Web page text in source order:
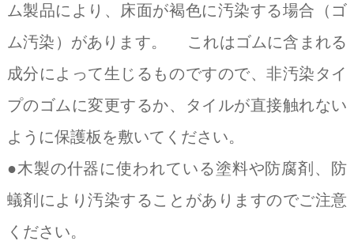
ム製品により、床面が褐色に汚染する場合（ゴ
ム汚染）があります。 これはゴムに含まれる
成分によって生じるものですので、非汚染タイ
プのゴムに変更するか、タイルが直接触れない
ように保護板を敷いてください。
●木製の什器に使われている塗料や防腐剤、防
蟻剤により汚染することがありますのでご注意
ください。